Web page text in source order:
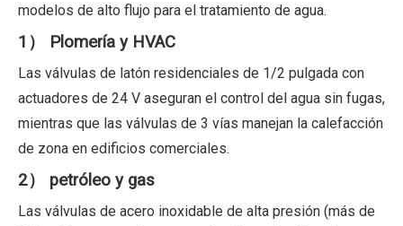
modelos de alto flujo para el tratamiento de agua.
1） Plomería y HVAC
Las válvulas de latón residenciales de 1/2 pulgada con
actuadores de 24 V aseguran el control del agua sin fugas,
mientras que las válvulas de 3 vías manejan la calefacción
de zona en edificios comerciales.
2） petróleo y gas
Las válvulas de acero inoxidable de alta presión (más de